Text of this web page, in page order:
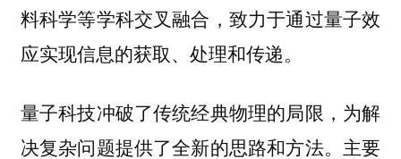
料科学等学科交叉融合，致力于通过量子效
应实现信息的获取、处理和传递。
量子科技冲破了传统经典物理的局限，为解
决复杂问题提供了全新的思路和方法。主要